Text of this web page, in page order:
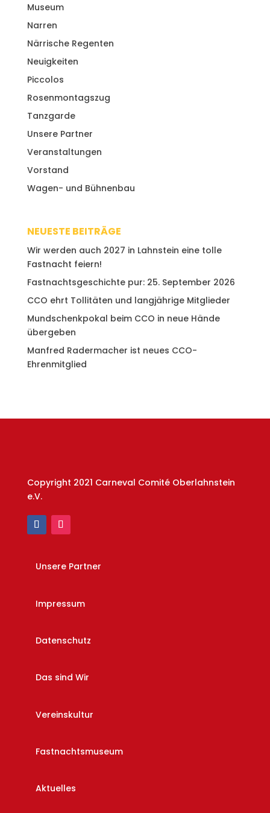
Museum
Narren
Närrische Regenten
Neuigkeiten
Piccolos
Rosenmontagszug
Tanzgarde
Unsere Partner
Veranstaltungen
Vorstand
Wagen- und Bühnenbau
NEUESTE BEITRÄGE
Wir werden auch 2027 in Lahnstein eine tolle
Fastnacht feiern!
Fastnachtsgeschichte pur: 25. September 2026
CCO ehrt Tollitäten und langjährige Mitglieder
Mundschenkpokal beim CCO in neue Hände
übergeben
Manfred Radermacher ist neues CCO-
Ehrenmitglied
Copyright 2021 Carneval Comité Oberlahnstein
e.V.
Unsere Partner
Impressum
Datenschutz
Das sind Wir
Vereinskultur
Fastnachtsmuseum
Aktuelles